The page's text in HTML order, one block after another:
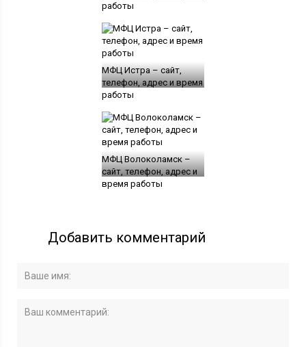
работы
МФЦ Истра – сайт,
телефон, адрес и время
работы
МФЦ Волоколамск –
сайт, телефон, адрес и
время работы
Добавить комментарий